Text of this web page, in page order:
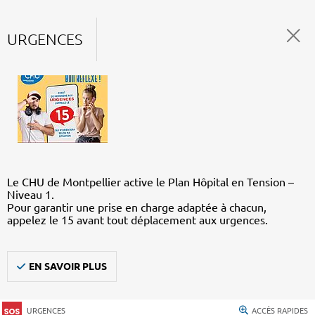
URGENCES
Le CHU de Montpellier active le Plan Hôpital en Tension –
Niveau 1.
Pour garantir une prise en charge adaptée à chacun,
appelez le 15 avant tout déplacement aux urgences.
EN SAVOIR PLUS
URGENCES ACCÈS RAPIDES